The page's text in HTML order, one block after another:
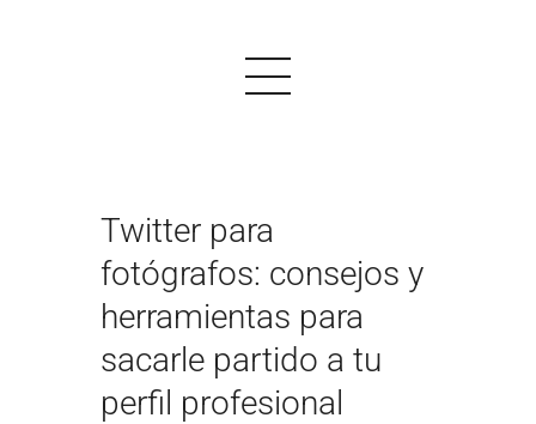
PRODUCTOS
EJEMPLOS
OPINIONES
PRECIOS
Twitter para
fotógrafos: consejos y
herramientas para
sacarle partido a tu
perfil profesional